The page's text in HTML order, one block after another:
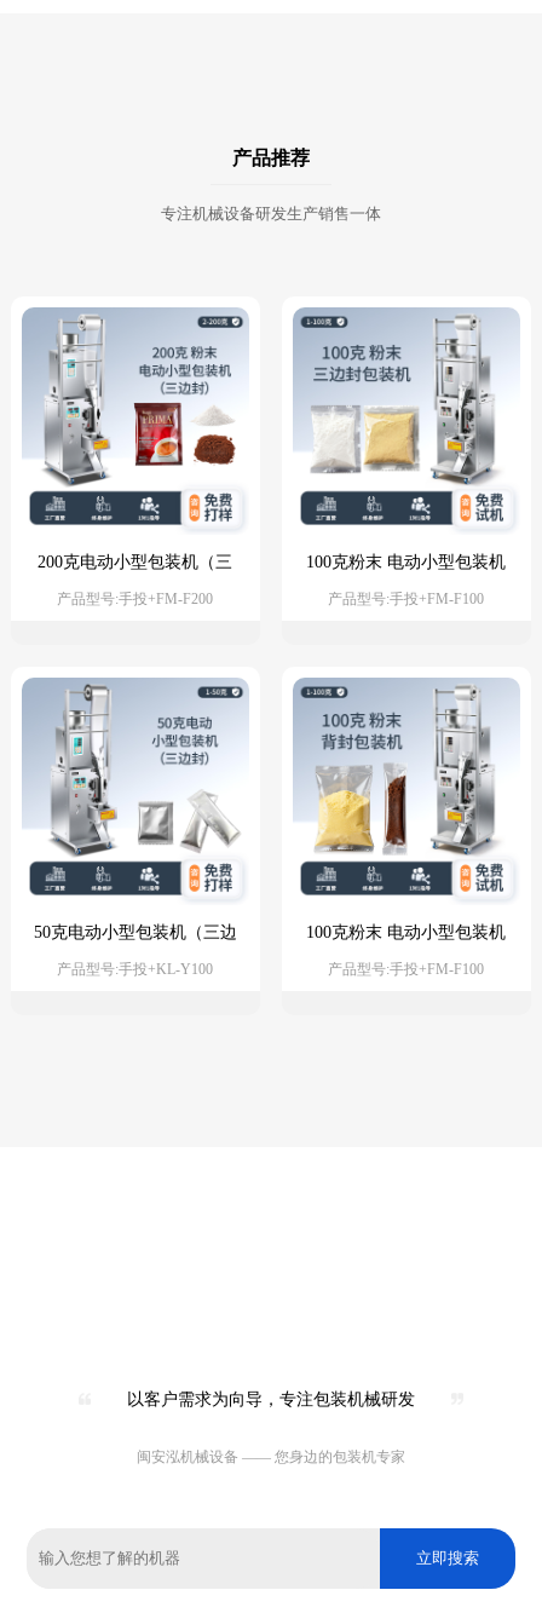
产品推荐
专注机械设备研发生产销售一体
200克电动小型包装机（三
边封）
产品型号:手投+FM-F200
100克粉末 电动小型包装机
（三边封）
产品型号:手投+FM-F100
50克电动小型包装机（三边
封）
产品型号:手投+KL-Y100
100克粉末 电动小型包装机
（背封）
产品型号:手投+FM-F100
以客户需求为向导，专注包装机械研发
闽安泓机械设备 —— 您身边的包装机专家
立即搜索